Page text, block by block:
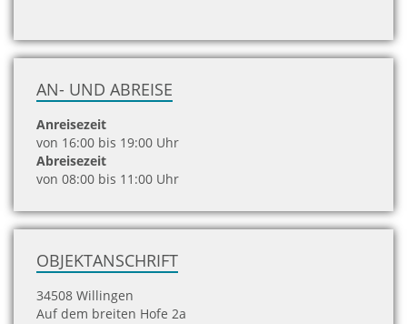
AN- UND ABREISE
Anreisezeit
von 16:00 bis 19:00 Uhr
Abreisezeit
von 08:00 bis 11:00 Uhr
OBJEKTANSCHRIFT
34508 Willingen
Auf dem breiten Hofe 2a